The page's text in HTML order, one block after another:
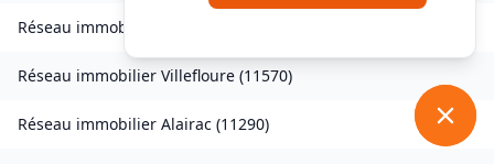
Réseau immobilier
Réseau immobilier Villefloure (11570)
Réseau immobilier Alairac (11290)